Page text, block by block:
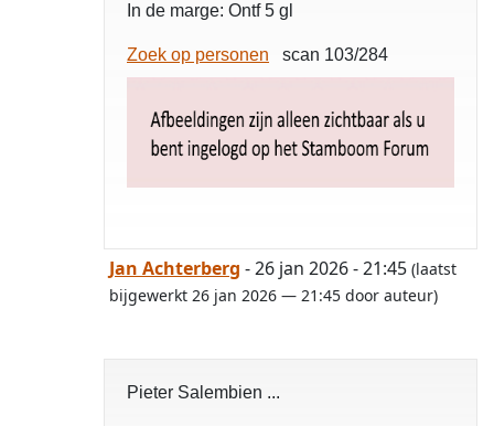
In de marge: Ontf 5 gl
Zoek op personen scan 103/284
Jan Achterberg - 26 jan 2026 - 21:45 (laatst
bijgewerkt 26 jan 2026 — 21:45 door auteur)
Pieter Salembien ...